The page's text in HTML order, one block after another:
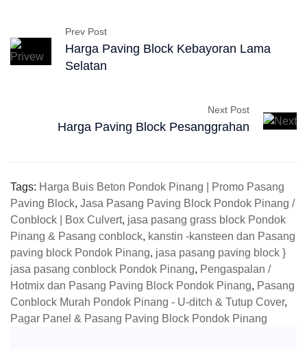
Prev Post
Harga Paving Block Kebayoran Lama
Selatan
Next Post
Harga Paving Block Pesanggrahan
Tags: Harga Buis Beton Pondok Pinang | Promo Pasang
Paving Block, Jasa Pasang Paving Block Pondok Pinang /
Conblock | Box Culvert, jasa pasang grass block Pondok
Pinang & Pasang conblock, kanstin -kansteen dan Pasang
paving block Pondok Pinang, jasa pasang paving block }
jasa pasang conblock Pondok Pinang, Pengaspalan /
Hotmix dan Pasang Paving Block Pondok Pinang, Pasang
Conblock Murah Pondok Pinang - U-ditch & Tutup Cover,
Pagar Panel & Pasang Paving Block Pondok Pinang